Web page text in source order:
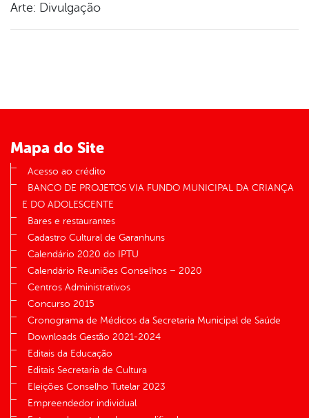
Arte: Divulgação
Mapa do Site
Acesso ao crédito
BANCO DE PROJETOS VIA FUNDO MUNICIPAL DA CRIANÇA
E DO ADOLESCENTE
Bares e restaurantes
Cadastro Cultural de Garanhuns
Calendário 2020 do IPTU
Calendário Reuniões Conselhos – 2020
Centros Administrativos
Concurso 2015
Cronograma de Médicos da Secretaria Municipal de Saúde
Downloads Gestão 2021-2024
Editais da Educação
Editais Secretaria de Cultura
Eleições Conselho Tutelar 2023
Empreendedor individual